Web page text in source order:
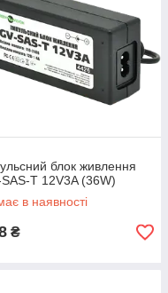
блок живлення
T 12V3A (36W)
в наявності
₴